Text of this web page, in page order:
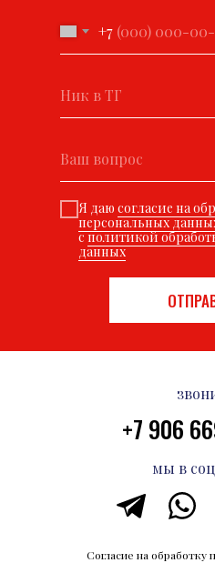
+7
Я даю согласие на
персональных
сполитикой
данных
+7 906
Согласие на обработку
мы в